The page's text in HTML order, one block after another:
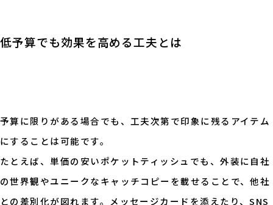
低予算でも効果を高める工夫とは
予算に限りがある場合でも、工夫次第で印象に残るアイテム
にすることは可能です。
たとえば、単価の安いポケットティッシュでも、外装に自社
の世界観やユニークなキャッチコピーを載せることで、他社
との差別化が図れます。メッセージカードを添えたり、SNS